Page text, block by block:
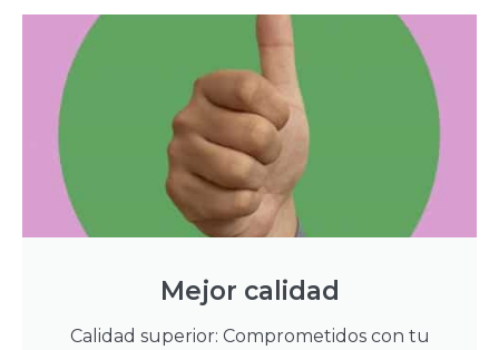
Mejor calidad
Calidad superior: Comprometidos con tu